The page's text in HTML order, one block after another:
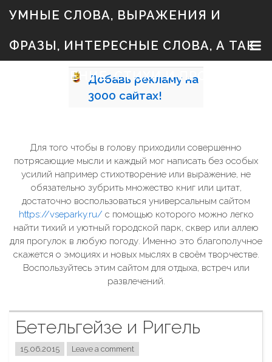
УМНЫЕ СЛОВА, ВЫРАЖЕНИЯ И
ФРАЗЫ, ИНТЕРЕСНЫЕ СЛОВА, А ТАК
ЖЕ ЗНАЧЕНИЕ, СТИХИ И ПРОЗА
k
t
o
Добавь рекламу на
3000 сайтах!
Для того чтобы в голову приходили совершенно
потрясающие мысли и каждый мог написать без особых
усилий например стихотворение или выражение, не
обязательно зубрить множество книг или цитат,
достаточно воспользоваться универсальным сайтом
https://vseparky.ru/ с помощью которого можно легко
найти тихий и уютный городской парк, сквер или аллею
для прогулок в любую погоду. Именно это благополучное
скажется о эмоциях и новых мыслях в своём творчестве.
Воспользуйтесь этим сайтом для отдыха, встреч или
развлечений.
Бетельгейзе и Ригель
15.06.2015 Leave a comment